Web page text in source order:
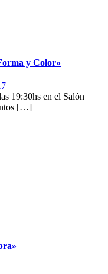
y Color»
19:30hs en el Salón
[…]